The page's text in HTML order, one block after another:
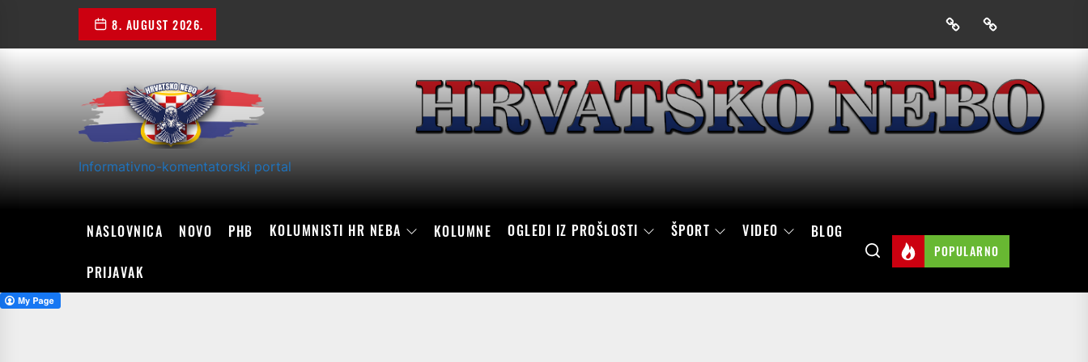
the
8. AUGUST 2026. PrijavakSkini
mobilnu
Hrvatskog
neba
Informativno-komentatorski portal
NASLOVNICA NOVO PHB KOLUMNISTI HR NEBA KOLUMNE OGLEDI IZ PROŠLOSTI ŠPORT VIDEO BLOG
PRIJAVAK
POPULARNO